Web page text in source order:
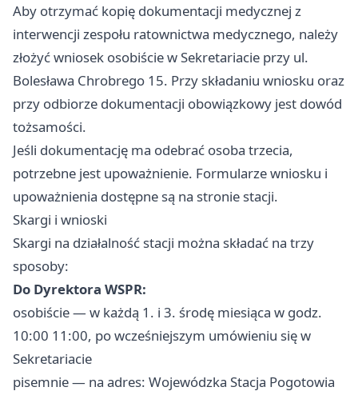
Aby otrzymać kopię dokumentacji medycznej z
interwencji zespołu ratownictwa medycznego, należy
złożyć wniosek osobiście w Sekretariacie przy ul.
Bolesława Chrobrego 15. Przy składaniu wniosku oraz
przy odbiorze dokumentacji obowiązkowy jest dowód
tożsamości.
Jeśli dokumentację ma odebrać osoba trzecia,
potrzebne jest upoważnienie. Formularze wniosku i
upoważnienia dostępne są na stronie stacji.
Skargi i wnioski
Skargi na działalność stacji można składać na trzy
sposoby:
Do Dyrektora WSPR:
osobiście — w każdą 1. i 3. środę miesiąca w godz.
10:00 11:00, po wcześniejszym umówieniu się w
Sekretariacie
pisemnie — na adres: Wojewódzka Stacja Pogotowia